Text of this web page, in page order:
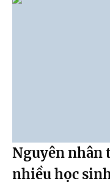
Nguyên nhân
nhiều học